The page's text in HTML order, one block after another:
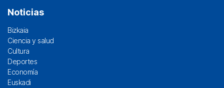
Noticias
Bizkaia
Ciencia y salud
Cultura
Deportes
Economía
Euskadi